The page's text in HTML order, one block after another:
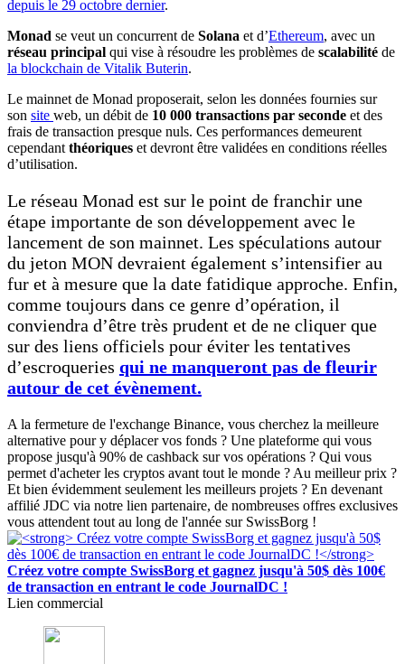
depuis le 29 octobre dernier.
Monad se veut un concurrent de Solana et d’Ethereum, avec un
réseau principal qui vise à résoudre les problèmes de scalabilité de
la blockchain de Vitalik Buterin.
Le mainnet de Monad proposerait, selon les données fournies sur
son site web, un débit de 10 000 transactions par seconde et des
frais de transaction presque nuls. Ces performances demeurent
cependantthéoriques et devront être validées en conditions réelles
d’utilisation.
Le réseau Monad est sur le point de franchir une
étape importante de son développement avec le
lancement de son mainnet. Les spéculations autour
du jeton MON devraient également s’intensifier au
fur et à mesure que la date fatidique approche. Enfin,
comme toujours dans ce genre d’opération, il
conviendra d’être très prudent et de ne cliquer que
sur des liens officiels pour éviter les tentatives
d’escroqueries qui ne manqueront pas de fleurir
autour de cet évènement.
A la fermeture de l'exchange Binance, vous cherchez la meilleure
alternative pour y déplacer vos fonds ? Une plateforme qui vous
propose jusqu'à 90% de cashback sur vos opérations ? Qui vous
permet d'acheter les cryptos avant tout le monde ? Au meilleur prix ?
Et bien évidemment seulement les meilleurs projets ? En devenant
affilié JDC via notre lien partenaire, de nombreuses offres exclusives
vous attendent tout au long de l'année sur SwissBorg !
Créez votre compte SwissBorg et gagnez jusqu'à 50$ dès 100€
de transaction en entrant le code JournalDC !
Lien commercial